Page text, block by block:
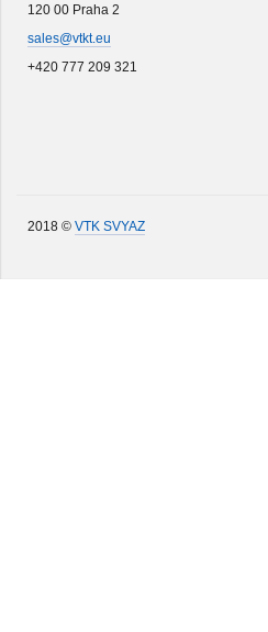
120 00 Praha 2
sales@vtkt.eu
+420 777 209 321
2018 © VTK SVYAZ